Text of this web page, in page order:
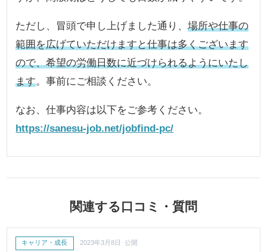
ただし、冒頭で申し上げました通り、場所や仕事の
範囲を広げていただけますと仕事は多くございます
ので、希望の労働日数に近づけられるようにいたし
ます。事前にご相談ください。
なお、仕事内容は以下をご参考ください。
https://sanesu-job.net/jobfind-pc/
関連する口コミ・質問
キャリア・成長 2023年3月8日 公開